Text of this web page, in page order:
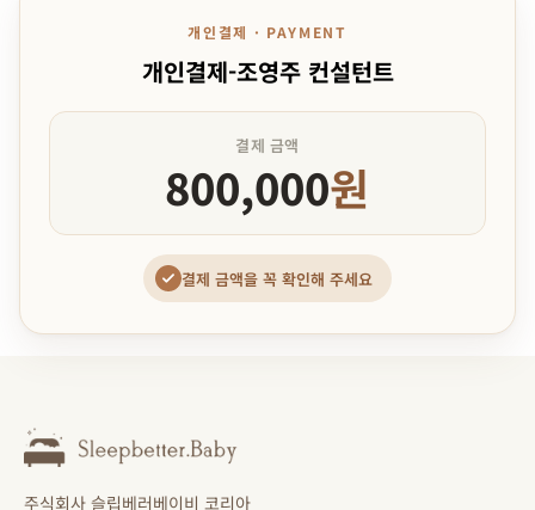
개인결제 · PAYMENT
개인결제-조영주 컨설턴트
결제 금액
800,000원
결제 금액을 꼭 확인해 주세요
주식회사 슬립베러베이비 코리아